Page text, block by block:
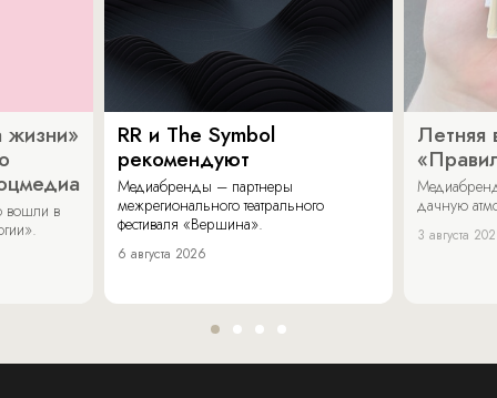
жизни»
вошли в
RR и The Symbol
рекомендуют
Медиабренды – партнеры
межрегионального театрального
фестиваля «Вершина».
6 августа 2026
Летняя
дачную
3 августа